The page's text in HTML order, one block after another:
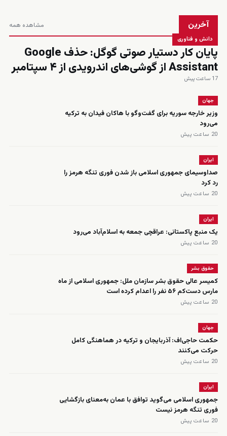
آخرین مشاهده همه
دانش و فناوری
پایان کار دستیار صوتی گوگل: حذف Google
Assistant از گوشی‌های اندرویدی از ۴ سپتامبر
17 ساعت پیش
جهان
وزیر خارجه سوریه برای گفت‌وگو با هاکان فیدان به ترکیه
می‌رود
20 ساعت پیش
ایران
صداوسیمای جمهوری اسلامی باز شدن فوری تنگه هرمز را
رد کرد
20 ساعت پیش
ایران
یک منبع پاکستانی: عراقچی جمعه به اسلام‌آباد می‌رود
20 ساعت پیش
حقوق بشر
کمیسر عالی حقوق بشر سازمان ملل: جمهوری اسلامی از ماه
مارس دست‌کم ۵۶ نفر را اعدام کرده است
20 ساعت پیش
جهان
حکمت حاجی‌اف: آذربایجان و ترکیه در هماهنگی کامل
حرکت می‌کنند
20 ساعت پیش
ایران
جمهوری اسلامی می‌گوید توافق با عمان به‌معنای بازگشایی
فوری تنگه هرمز نیست
20 ساعت پیش